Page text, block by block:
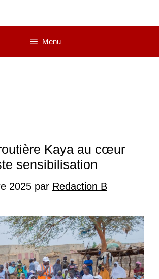
Menu
Kaya au cœur
sensibilisation
2025 par Redaction B